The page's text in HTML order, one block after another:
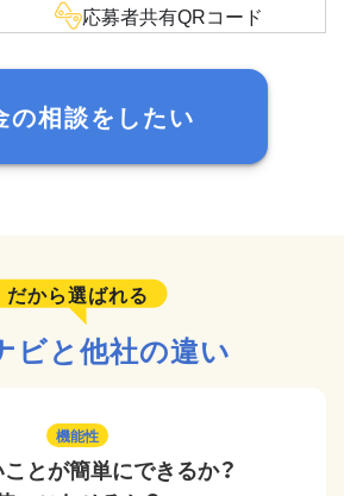
応募者共有QRコード
の相談をしたい
だから選ばれる
ビと他社の違い
機能性
とが簡単にできるか？